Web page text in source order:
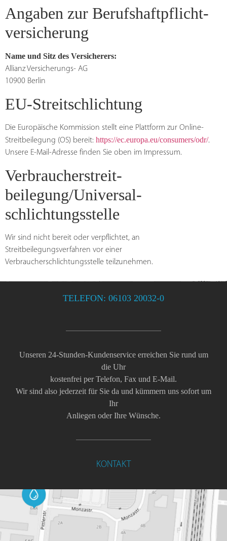
Angaben zur Berufs­haftpflicht­
versicherung
Name und Sitz des Versicherers:
Allianz Versicherungs- AG
10900 Berlin
EU-Streitschlichtung
Die Europäische Kommission stellt eine Plattform zur Online-
Streitbeilegung (OS) bereit: https://ec.europa.eu/consumers/odr/.
Unsere E-Mail-Adresse finden Sie oben im Impressum.
Verbraucher­streit­
beilegung/Universal­
schlichtungs­stelle
Wir sind nicht bereit oder verpflichtet, an
Streitbeilegungsverfahren vor einer
Verbraucherschlichtungsstelle teilzunehmen.
TELEFON: 06103 20032-0
Unseren 24-Stunden-Kundenservice erreichen Sie rund um
die Uhr
kostenfrei per Telefon, Fax und E-Mail.
Wir sind also jederzeit für Sie da und kümmern uns sofort um
Ihr
Anliegen oder Ihre Wünsche.
KONTAKT